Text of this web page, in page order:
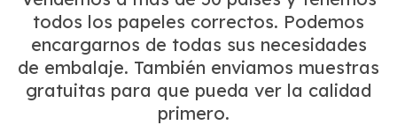
todos los papeles correctos. Podemos
encargarnos de todas sus necesidades
de embalaje. También enviamos muestras
gratuitas para que pueda ver la calidad
primero.